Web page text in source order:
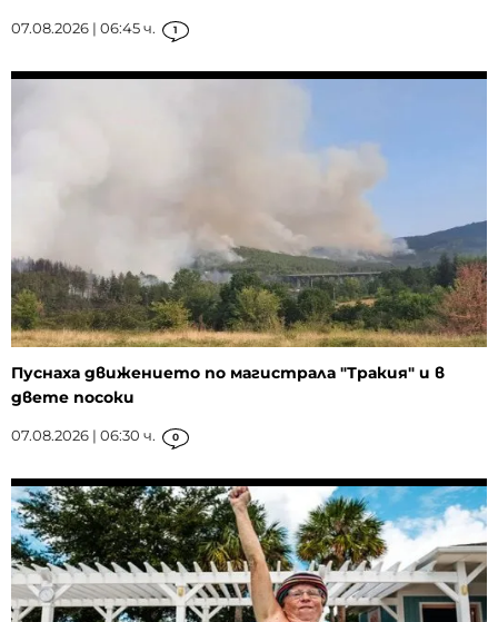
07.08.2026 | 06:45 ч. 1
Пуснаха движението по магистрала "Тракия" и в
двете посоки
07.08.2026 | 06:30 ч. 0